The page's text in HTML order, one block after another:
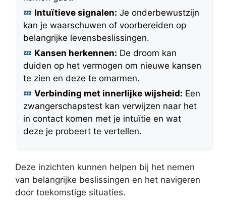
Intuïtieve signalen: Je onderbewustzijn
kan je waarschuwen of voorbereiden op
belangrijke levensbeslissingen.
Kansen herkennen: De droom kan
duiden op het vermogen om nieuwe kansen
te zien en deze te omarmen.
Verbinding met innerlijke wijsheid: Een
zwangerschapstest kan verwijzen naar het
in contact komen met je intuïtie en wat
deze je probeert te vertellen.
Deze inzichten kunnen helpen bij het nemen
van belangrijke beslissingen en het navigeren
door toekomstige situaties.